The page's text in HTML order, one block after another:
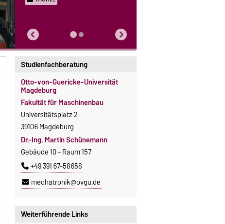
Weiterführende Links
Studienfachberatung
Otto-von-Guericke-Universität
Magdeburg
Fakultät für Maschinenbau
Universitätsplatz 2
39106 Magdeburg
Dr.-Ing. Martin Schünemann
Gebäude 10 - Raum 157
+49 391 67-58658
mechatronik@ovgu.de